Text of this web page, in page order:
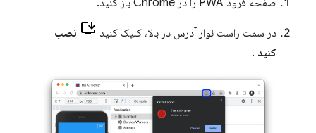
در سمت راست نوار آدرس در بالا، کلیک کنید
نصب
کنید .